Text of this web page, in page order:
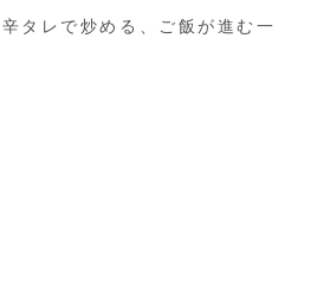
タレで炒める、ご飯が進む一